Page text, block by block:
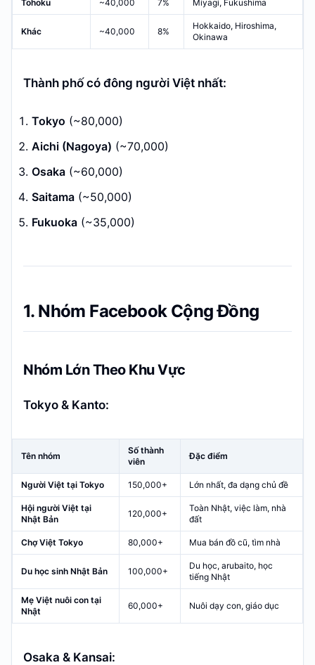
Tohoku ~40,000 7% Miyagi, Fukushima
Khác ~40,000 8%
Hokkaido, Hiroshima,
Okinawa
Thành phố có đông người Việt nhất:
Tokyo (~80,000)
Aichi (Nagoya) (~70,000)
Osaka (~60,000)
Saitama (~50,000)
Fukuoka (~35,000)
1. Nhóm Facebook Cộng Đồng
Nhóm Lớn Theo Khu Vực
Tokyo & Kanto:
Tên nhóm
Số thành
viên
Đặc điểm
Người Việt tại Tokyo 150,000+ Lớn nhất, đa dạng chủ đề
Hội người Việt tại
Nhật Bản
120,000+
Toàn Nhật, việc làm, nhà
đất
Chợ Việt Tokyo 80,000+ Mua bán đồ cũ, tìm nhà
Du học sinh Nhật Bản 100,000+
Du học, arubaito, học
tiếng Nhật
Mẹ Việt nuôi con tại
Nhật
60,000+ Nuôi dạy con, giáo dục
Osaka & Kansai: